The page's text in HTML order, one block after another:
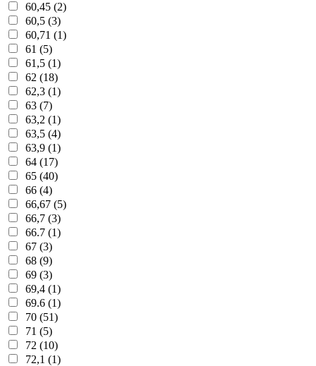
60,45 (2)
60,5 (3)
60,71 (1)
61 (5)
61,5 (1)
62 (18)
62,3 (1)
63 (7)
63,2 (1)
63,5 (4)
63,9 (1)
64 (17)
65 (40)
66 (4)
66,67 (5)
66,7 (3)
66.7 (1)
67 (3)
68 (9)
69 (3)
69,4 (1)
69.6 (1)
70 (51)
71 (5)
72 (10)
72,1 (1)